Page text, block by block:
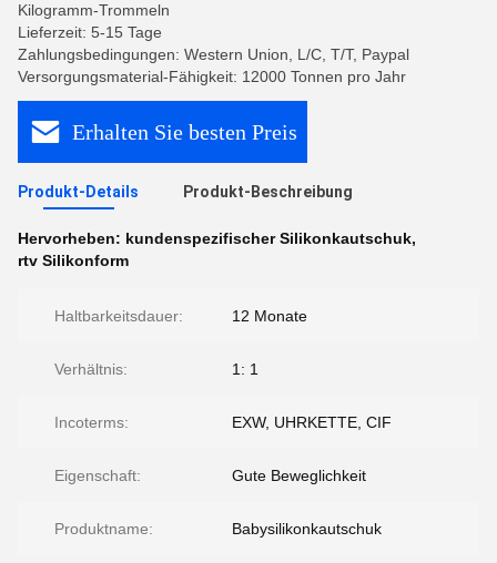
Kilogramm-Trommeln
Lieferzeit: 5-15 Tage
Zahlungsbedingungen: Western Union, L/C, T/T, Paypal
Versorgungsmaterial-Fähigkeit: 12000 Tonnen pro Jahr
Erhalten Sie besten Preis
Produkt-Details Produkt-Beschreibung
Hervorheben: kundenspezifischer Silikonkautschuk,
rtv Silikonform
Haltbarkeitsdauer: 12 Monate
Verhältnis: 1: 1
Incoterms: EXW, UHRKETTE, CIF
Eigenschaft: Gute Beweglichkeit
Produktname: Babysilikonkautschuk